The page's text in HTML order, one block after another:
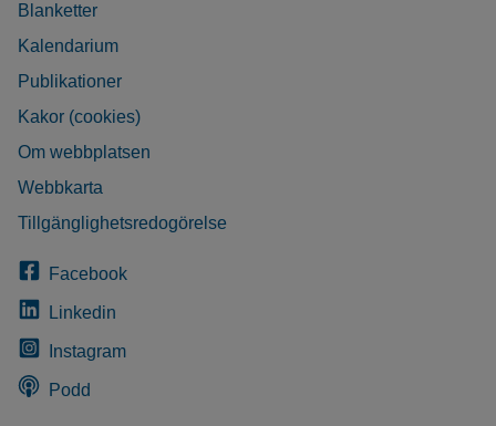
Blanketter
Kalendarium
Publikationer
Kakor (cookies)
Om webbplatsen
Webbkarta
Tillgänglighetsredogörelse
Facebook
Linkedin
Instagram
Podd